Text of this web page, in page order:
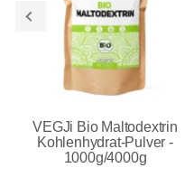
VEGJi Bio Maltodextrin
Kohlenhydrat-Pulver -
1000g/4000g